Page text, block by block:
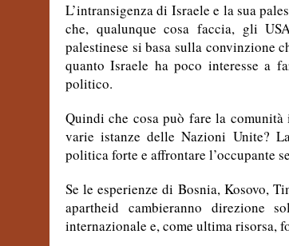
L’intransigenza di Israele e la sua
che, qualunque cosa faccia, gli
palestinese si basa sulla convinzione
quanto Israele ha poco interesse a
politico.
Quindi che cosa può fare la
varie istanze delle Nazioni Unite?
politica forte e affrontare l’occupante
Se le esperienze di Bosnia, Kosovo,
apartheid cambieranno direzione
internazionale e, come ultima risorsa,